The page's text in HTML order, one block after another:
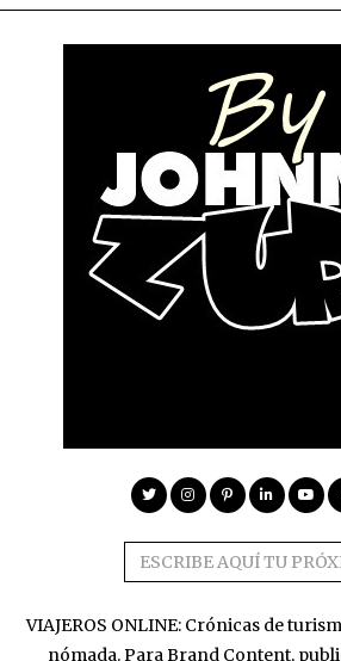
VIAJEROS ONLINE: Crónicas de
nómada. Para Brand Content,